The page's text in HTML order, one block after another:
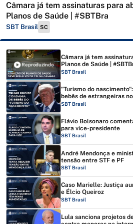
Câmara já tem assinaturas para
Planos de Saúde | #SBTBra
SBT Brasil SC
Reproduzindo
Câmara já tem
Planos de Saúde |
SBT Brasil
"Turismo do
bebês de estrangeiras
SBT Brasil
Flávio Bolsonaro
para vice-presidente
SBT Brasil
André Mendonça e
tensão entre STF e PF
SBT Brasil
Caso Marielle: Justiça
e Élcio Queiroz
SBT Brasil
Lula sanciona projetos